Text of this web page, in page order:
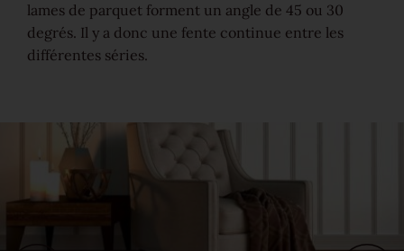
Bois régional d’Europe
Aspekt lames
lames de parquet forment un angle de 45 ou 30
degrés. Il y a donc une fente continue entre les
différentes séries.